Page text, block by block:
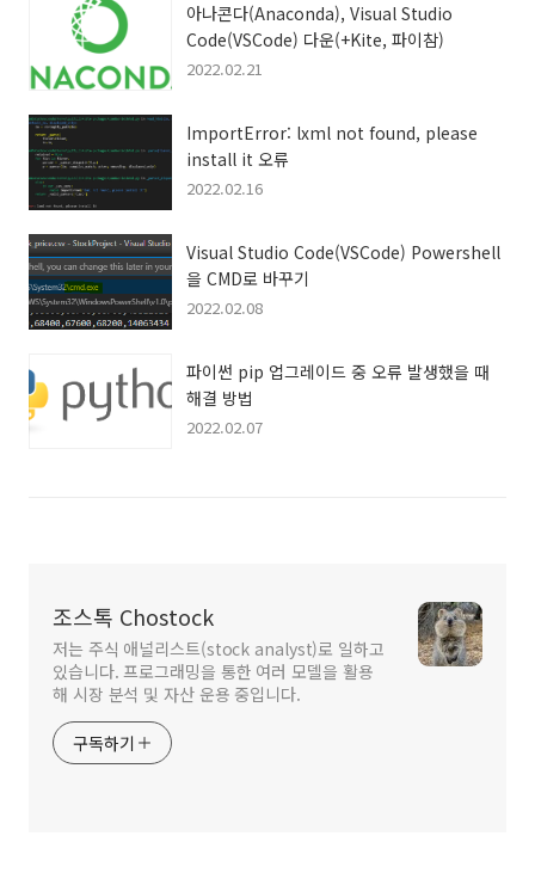
아나콘다(Anaconda), Visual Studio
Code(VSCode) 다운(+Kite, 파이참)
2022.02.21
ImportError: lxml not found, please
install it 오류
2022.02.16
Visual Studio Code(VSCode) Powershell
을 CMD로 바꾸기
2022.02.08
파이썬 pip 업그레이드 중 오류 발생했을 때
해결 방법
2022.02.07
조스톡 Chostock
저는 주식 애널리스트(stock analyst)로 일하고
있습니다. 프로그래밍을 통한 여러 모델을 활용
해 시장 분석 및 자산 운용 중입니다.
구독하기